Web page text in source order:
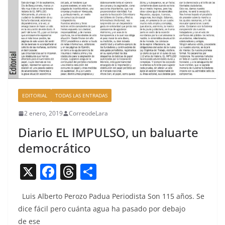
EDITORIAL TODAS LAS ENTRADAS
2 enero, 2019 CorreodeLara
Diario EL IMPULSO, un baluarte
democrático
X F
c
T
re
o
m
p
Luis Alber­to Per­o­zo Pad­ua Peri­odista Son 115 años. Se
dice fácil pero cuán­ta agua ha pasa­do por deba­jo
de ese